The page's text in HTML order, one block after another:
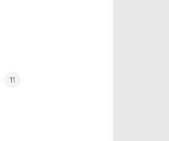
11